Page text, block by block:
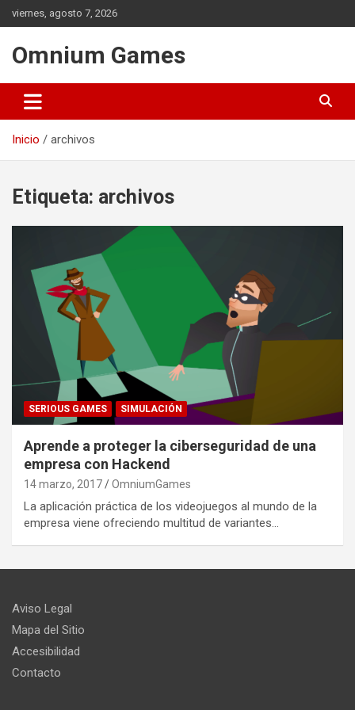
Saltar
al
viernes, agosto 7, 2026
Omnium Games
Inicio archivos
Etiqueta: archivos
SERIOUS GAMES SIMULACIÓN
Aprende a proteger la ciberseguridad de una
empresa con Hackend
14 marzo, 2017 OmniumGames
La aplicación práctica de los videojuegos al mundo de la
empresa viene ofreciendo multitud de variantes…
Aviso Legal
Mapa del Sitio
Accesibilidad
Contacto